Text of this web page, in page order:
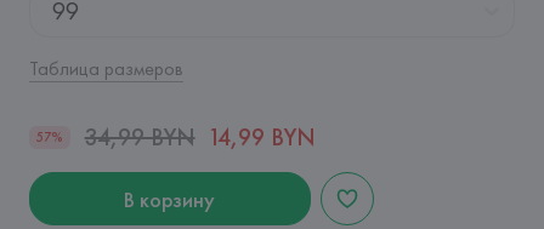
99
Таблица размеров
57% 34,99 BYN 14,99 BYN
В корзину